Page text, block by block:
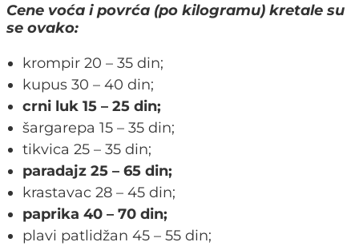
Cene voća i povrća (po kilogramu) kretale su
se ovako:
krompir 20 – 35 din;
kupus 30 – 40 din;
crni luk 15 – 25 din;
šargarepa 15 – 35 din;
tikvica 25 – 35 din;
paradajz 25 – 65 din;
krastavac 28 – 45 din;
paprika 40 – 70 din;
plavi patlidžan 45 – 55 din;